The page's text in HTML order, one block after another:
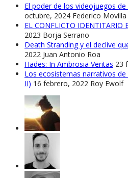
El poder de los videojuegos
octubre, 2024 Federico Movilla
EL CONFLICTO IDENTITARIO
2023 Borja Serrano
Death Stranding y el declive
2022 Juan Antonio Roa
Hades: In Ambrosia Veritas 23
Los ecosistemas narrativos
II) 16 febrero, 2022 Roy Ewolf